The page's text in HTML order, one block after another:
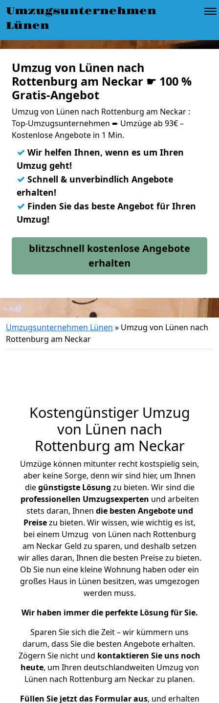
Umzugsunternehmen
Lünen
Umzug von Lünen nach
Rottenburg am Neckar ☛ 100 %
Gratis-Angebot
Umzug von Lünen nach Rottenburg am Neckar :
Top-Umzugsunternehmen ➨ Umzüge ab 93€ –
Kostenlose Angebote in 1 Min.
✓ Wir helfen Ihnen, wenn es um Ihren
Umzug geht!
✓ Schnell & unverbindlich Angebote
erhalten!
✓ Finden Sie das beste Angebot für Ihren
Umzug!
blitzschnell kostenlose Angebote
erhalten
Umzugsunternehmen Lünen » Umzug von Lünen nach
Rottenburg am Neckar
Kostengünstiger Umzug
von Lünen nach
Rottenburg am Neckar
Umzüge können mitunter recht kostspielig sein,
aber keine Sorge, denn wir sind hier, um Ihnen
diegünstigste Lösung zu bieten. Wir sind die
professionellen Umzugsexperten und arbeiten
stets daran, Ihnen die besten Angebote und
Preisezu bieten. Wir wissen, wie wichtig es ist,
bei einem Umzug von Lünen nach Rottenburg
am Neckar Geld zu sparen, und deshalb setzen
wir alles daran, Ihnen die besten Preise zu bieten.
Ob Sie nun eine kleine Wohnung haben oder ein
großes Haus in Lünen besitzen, was umgezogen
werden muss.
Wir haben immer die perfekte Lösung für Sie.
Sparen Sie sich die Zeit – wir kümmern uns
darum, dass Sie die besten Angebote erhalten.
Zögern Sie nicht und kontaktieren Sie uns noch
heute, um Ihren deutschlandweiten Umzug von
Lünen nach Rottenburg am Neckar zu planen.
Füllen Sie jetzt das Formular aus, und erhalten